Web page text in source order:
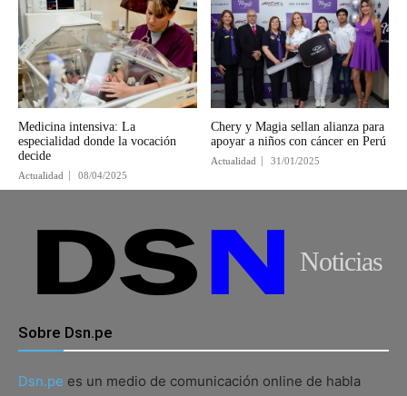
Medicina intensiva: La
especialidad donde la vocación
decide
Actualidad 08/04/2025
Chery y Magia sellan alianza para
apoyar a niños con cáncer en Perú
Actualidad 31/01/2025
Noticias
Sobre Dsn.pe
Dsn.pe es un medio de comunicación online de habla